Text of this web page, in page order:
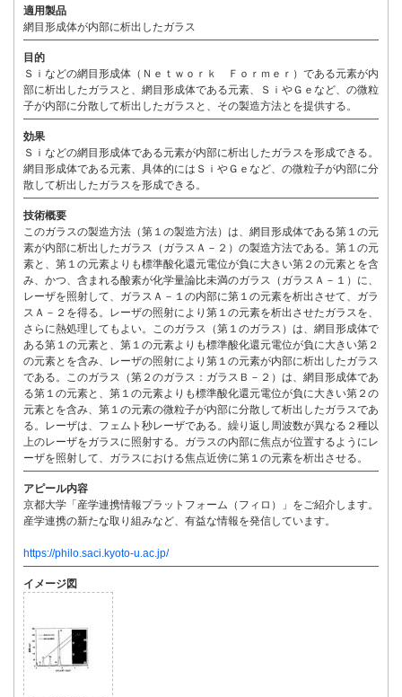
適用製品
網目形成体が内部に析出したガラス
目的
Ｓｉなどの網目形成体（Ｎｅｔｗｏｒｋ Ｆｏｒｍｅｒ）である元素が内
部に析出したガラスと、網目形成体である元素、ＳｉやＧｅなど、の微粒
子が内部に分散して析出したガラスと、その製造方法とを提供する。
効果
Ｓｉなどの網目形成体である元素が内部に析出したガラスを形成できる。
網目形成体である元素、具体的にはＳｉやＧｅなど、の微粒子が内部に分
散して析出したガラスを形成できる。
技術概要
このガラスの製造方法（第１の製造方法）は、網目形成体である第１の元
素が内部に析出したガラス（ガラスＡ－２）の製造方法である。第１の元
素と、第１の元素よりも標準酸化還元電位が負に大きい第２の元素とを含
み、かつ、含まれる酸素が化学量論比未満のガラス（ガラスＡ－１）に、
レーザを照射して、ガラスＡ－１の内部に第１の元素を析出させて、ガラ
スＡ－２を得る。レーザの照射により第１の元素を析出させたガラスを、
さらに熱処理してもよい。このガラス（第１のガラス）は、網目形成体で
ある第１の元素と、第１の元素よりも標準酸化還元電位が負に大きい第２
の元素とを含み、レーザの照射により第１の元素が内部に析出したガラス
である。このガラス（第２のガラス：ガラスＢ－２）は、網目形成体であ
る第１の元素と、第１の元素よりも標準酸化還元電位が負に大きい第２の
元素とを含み、第１の元素の微粒子が内部に分散して析出したガラスであ
る。レーザは、フェムト秒レーザである。繰り返し周波数が異なる２種以
上のレーザをガラスに照射する。ガラスの内部に焦点が位置するようにレ
ーザを照射して、ガラスにおける焦点近傍に第１の元素を析出させる。
アピール内容
京都大学「産学連携情報プラットフォーム（フィロ）」をご紹介します。
産学連携の新たな取り組みなど、有益な情報を発信しています。
https://philo.saci.kyoto-u.ac.jp/
イメージ図